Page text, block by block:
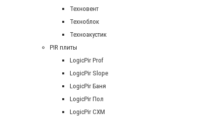
Техновент
Техноблок
Техноакустик
PIR плиты
LogicPir Prof
LogicPir Slope
LogicPir Баня
LogicPir Пол
LogicPir СХМ